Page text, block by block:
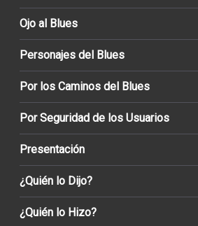
Ojo al Blues
Personajes del Blues
Por los Caminos del Blues
Por Seguridad de los Usuarios
Presentación
¿Quién lo Dijo?
¿Quién lo Hizo?